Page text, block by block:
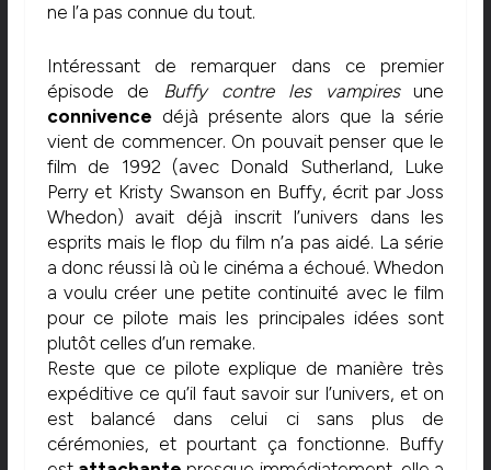
ne l’a pas connue du tout.
Intéressant de remarquer dans ce premier
épisode de Buffy contre les vampiresune
connivence déjà présente alors que la série
vient de commencer. On pouvait penser que le
film de 1992 (avec Donald Sutherland, Luke
Perry et Kristy Swanson en Buffy, écrit par Joss
Whedon) avait déjà inscrit l’univers dans les
esprits mais le flop du film n’a pas aidé. La série
a donc réussi là où le cinéma a échoué. Whedon
a voulu créer une petite continuité avec le film
pour ce pilote mais les principales idées sont
plutôt celles d’un remake.
Reste que ce pilote explique de manière très
expéditive ce qu’il faut savoir sur l’univers, et on
est balancé dans celui ci sans plus de
cérémonies, et pourtant ça fonctionne. Buffy